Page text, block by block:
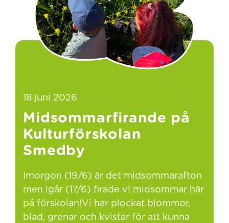
18 juni 2026
Midsommarfirande på
Kulturförskolan
Smedby
Imorgon (19/6) är det midsommarafton
men igår (17/6) firade vi midsommar här
på förskolan!Vi har plockat blommor,
blad, grenar och kvistar för att kunna